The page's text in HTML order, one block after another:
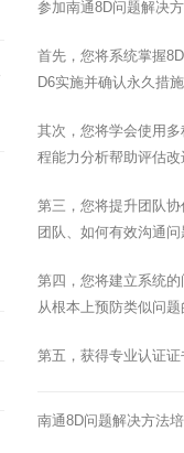
参加南通8D问题解决
首先，您将系统掌握
D6实施并确认永久措
其次，您将学会使用
程能力分析帮助评估
第三，您将提升团队
团队、如何有效沟通
第四，您将建立系统
从根本上预防类似问
第五，获得专业认证
南通8D问题解决方法